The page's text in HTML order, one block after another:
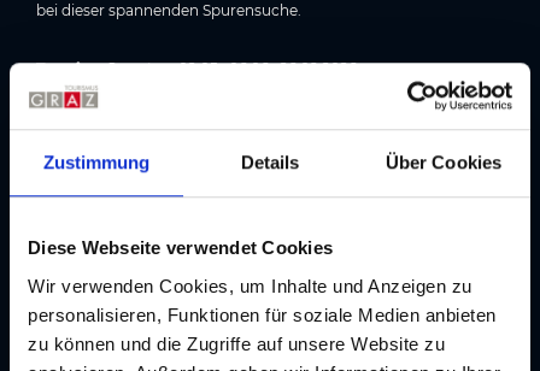
Zustimmung Details Über Cookies
Diese Webseite verwendet Cookies
Wir verwenden Cookies, um Inhalte und Anzeigen zu
personalisieren, Funktionen für soziale Medien anbieten
zu können und die Zugriffe auf unsere Website zu
bei dieser spannenden Spurensuche.
Termine:Samstag, 02.05., 06.06., 26.09.2026
Beginn:14.00 Uhr
Dauer:ca. 1,5 Stunden
Preis:€ 19,00 Erwachsene, €13,00 Kinder
Location
Kontakt